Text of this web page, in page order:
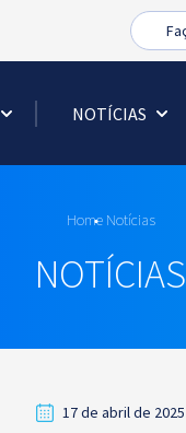
Busca
NOTÍCIAS
Home Notícias
NOTÍCIAS
17 de abril de 2025